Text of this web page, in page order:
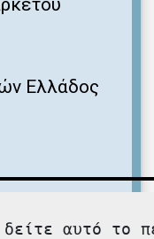
Ελλάδος
αυτό το